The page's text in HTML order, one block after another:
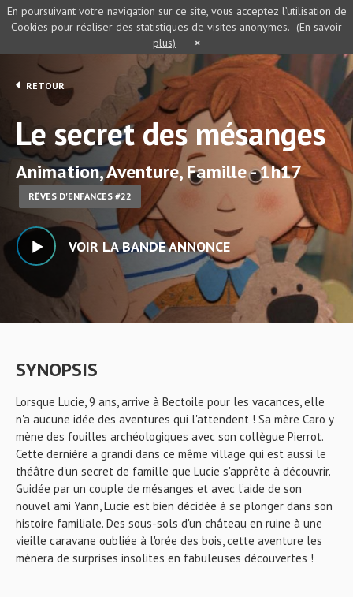
RETOUR
Le secret des mésanges
Animation, Aventure, Famille - 1h17
RÊVES D'ENFANCES #22
VOIR LA BANDE ANNONCE
SYNOPSIS
Lorsque Lucie, 9 ans, arrive à Bectoile pour les vacances, elle
n'a aucune idée des aventures qui l'attendent ! Sa mère Caro y
mène des fouilles archéologiques avec son collègue Pierrot.
Cette dernière a grandi dans ce même village qui est aussi le
théâtre d'un secret de famille que Lucie s'apprête à découvrir.
Guidée par un couple de mésanges et avec l’aide de son
nouvel ami Yann, Lucie est bien décidée à se plonger dans son
histoire familiale. Des sous-sols d'un château en ruine à une
vieille caravane oubliée à l'orée des bois, cette aventure les
mènera de surprises insolites en fabuleuses découvertes !
En poursuivant votre navigation sur ce site, vous acceptez l’utilisation de
Cookies pour réaliser des statistiques de visites anonymes. (En savoir
plus)
×